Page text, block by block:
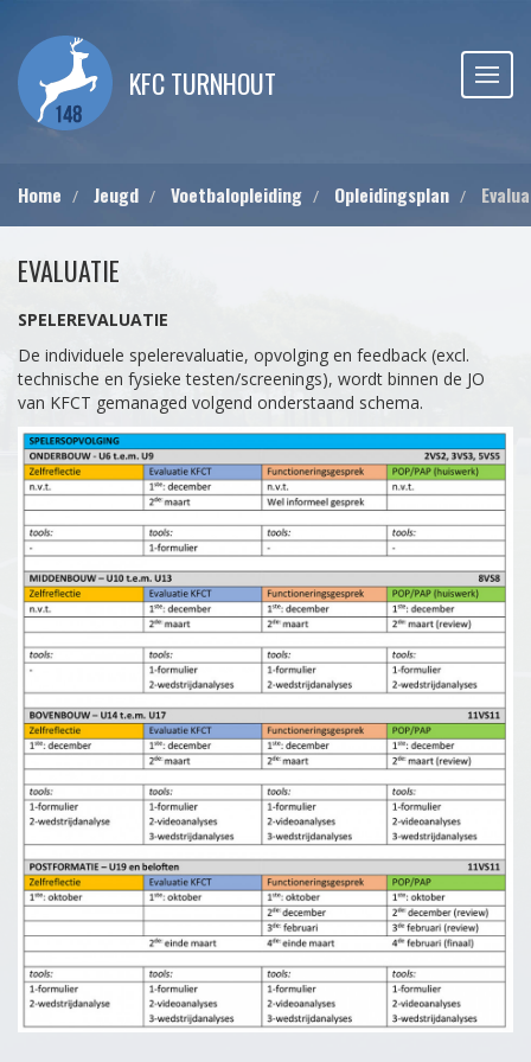
KFC TURNHOUT
Home Jeugd Voetbalopleiding Opleidingsplan
EVALUATIE
SPELEREVALUATIE
De individuele spelerevaluatie, opvolging en feedback (excl.
technische en fysieke testen/screenings), wordt binnen de JO
van KFCT gemanaged volgend onderstaand schema.